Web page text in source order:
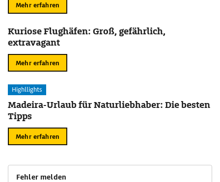
Mehr erfahren
Kuriose Flughäfen: Groß, gefährlich,
extravagant
Mehr erfahren
Highllights
Madeira-Urlaub für Naturliebhaber: Die besten
Tipps
Mehr erfahren
Fehler melden